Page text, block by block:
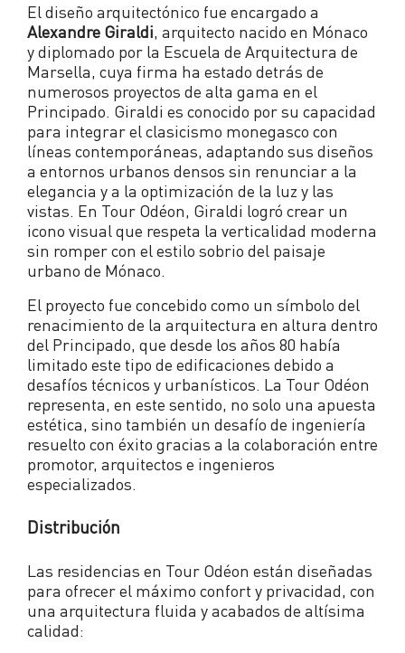
El diseño arquitectónico fue encargado a
Alexandre Giraldi, arquitecto nacido en Mónaco
y diplomado por la Escuela de Arquitectura de
Marsella, cuya firma ha estado detrás de
numerosos proyectos de alta gama en el
Principado. Giraldi es conocido por su capacidad
para integrar el clasicismo monegasco con
líneas contemporáneas, adaptando sus diseños
a entornos urbanos densos sin renunciar a la
elegancia y a la optimización de la luz y las
vistas. En Tour Odéon, Giraldi logró crear un
icono visual que respeta la verticalidad moderna
sin romper con el estilo sobrio del paisaje
urbano de Mónaco.
El proyecto fue concebido como un símbolo del
renacimiento de la arquitectura en altura dentro
del Principado, que desde los años 80 había
limitado este tipo de edificaciones debido a
desafíos técnicos y urbanísticos. La Tour Odéon
representa, en este sentido, no solo una apuesta
estética, sino también un desafío de ingeniería
resuelto con éxito gracias a la colaboración entre
promotor, arquitectos e ingenieros
especializados.
Distribución
Las residencias en Tour Odéon están diseñadas
para ofrecer el máximo confort y privacidad, con
una arquitectura fluida y acabados de altísima
calidad: